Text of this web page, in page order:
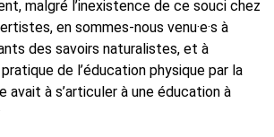
malgré l’inexistence de ce souci chez
en sommes-nous venu·e·s à
des savoirs naturalistes, et à
de l’éducation physique par la
avait à s’articuler à une éducation à